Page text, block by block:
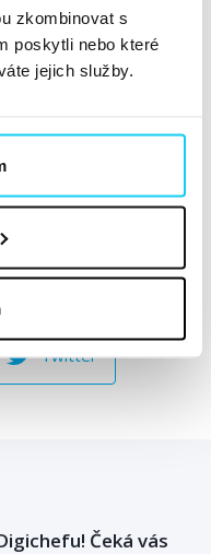
zkombinovat s
poskytli nebo které
jejich služby.
v úterý 18. června
.
Twitter
Čeká vás